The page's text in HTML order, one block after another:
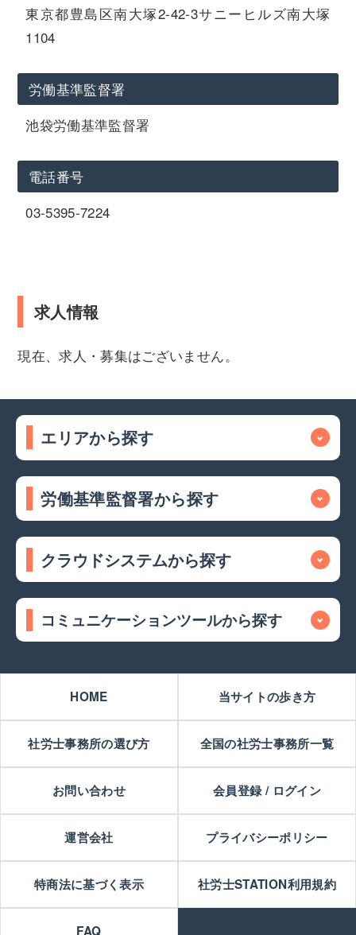
東京都豊島区南大塚2-42-3サニーヒルズ南大塚
1104
労働基準監督署
池袋労働基準監督署
電話番号
03-5395-7224
求人情報
現在、求人・募集はございません。
エリアから探す
労働基準監督署から探す
クラウドシステムから探す
コミュニケーションツールから探す
HOME 当サイトの歩き方
社労士事務所の選び方 全国の社労士事務所一覧
お問い合わせ 会員登録 / ログイン
運営会社 プライバシーポリシー
特商法に基づく表示 社労士STATION利用規約
FAQ